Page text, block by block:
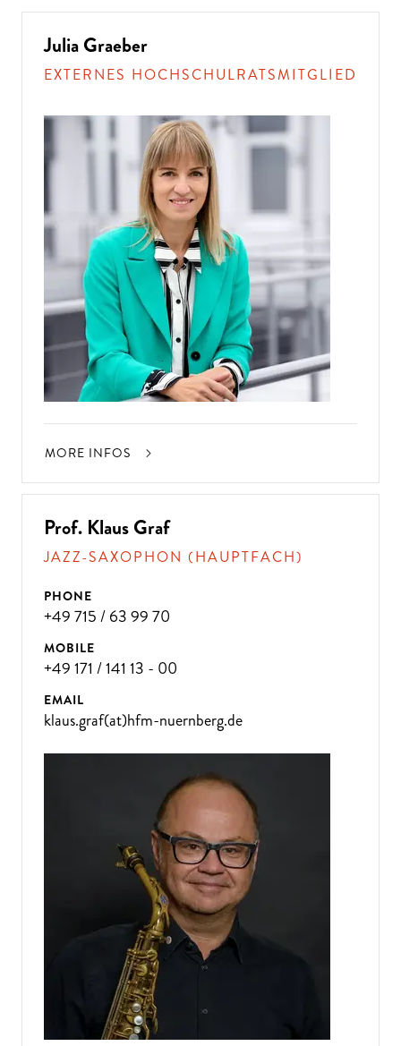
Julia Graeber
EXTERNES HOCHSCHULRATSMITGLIED
MORE INFOS
Prof. Klaus Graf
JAZZ-SAXOPHON (HAUPTFACH)
PHONE
+49 715 / 63 99 70
MOBILE
+49 171 / 141 13 - 00
EMAIL
klaus.graf(at)hfm-nuernberg.de